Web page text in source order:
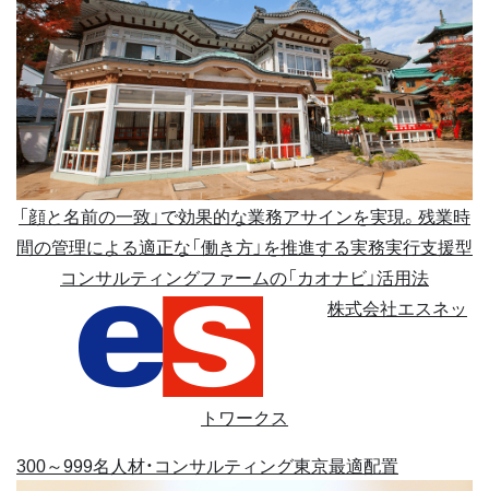
「顔と名前の一致」で効果的な業務アサインを実現。残業時
間の管理による適正な「働き方」を推進する実務実行支援型
コンサルティングファームの「カオナビ」活用法
株式会社エスネッ
トワークス
300～999名人材・コンサルティング東京最適配置